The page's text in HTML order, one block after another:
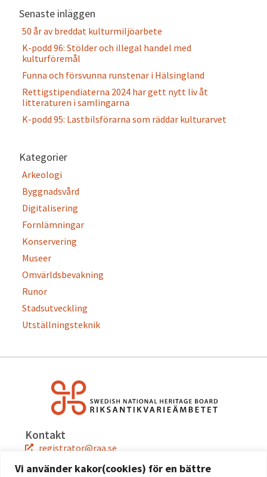
Vi använder kakor(cookies) för en bättre
Senaste inläggen
50 år av breddat kulturmiljöarbete
K-podd 96: Stölder och illegal handel med
kulturföremål
Funna och försvunna runstenar i Hälsingland
Rettigstipendiaterna 2024 har gett nytt liv åt
litteraturen i samlingarna
K-podd 95: Lastbilsförarna som räddar kulturarvet
Kategorier
Arkeologi
Byggnadsvård
Digitalisering
Fornlämningar
Konservering
Museer
Omvärldsbevakning
Runor
Stadsutveckling
Utställningsteknik
Kontakt
registrator@raa.se
08-5191 80 00